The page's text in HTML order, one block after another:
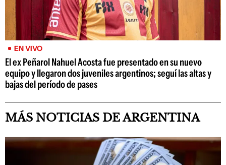
EN VIVO
El ex Peñarol Nahuel Acosta fue presentado en su nuevo
equipo y llegaron dos juveniles argentinos; seguí las altas y
bajas del período de pases
MÁS NOTICIAS DE ARGENTINA